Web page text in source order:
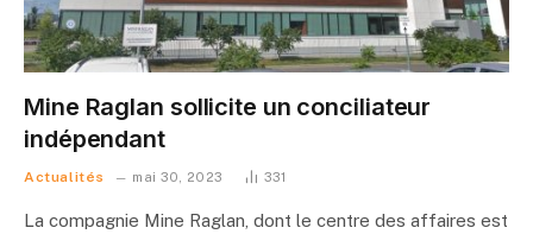
Mine Raglan sollicite un conciliateur
indépendant
Actualités mai 30, 2023 331
La compagnie Mine Raglan, dont le centre des affaires est